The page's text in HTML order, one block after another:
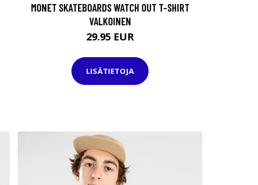
MONET SKATEBOARDS WATCH OUT T-SHIRT
VALKOINEN
29.95 EUR
LISÄTIETOJA